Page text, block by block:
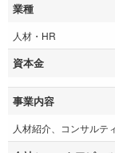
業種
人材・HR
資本金
事業内容
人材紹介、コンサルテ